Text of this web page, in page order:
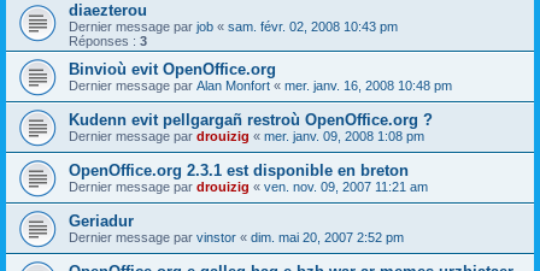
diaezterou
Dernier message par job « sam. févr. 02, 2008 10:43 pm
Réponses : 3
Binvioù evit OpenOffice.org
Dernier message par Alan Monfort « mer. janv. 16, 2008 10:48 pm
Kudenn evit pellgargañ restroù OpenOffice.org ?
Dernier message par drouizig « mer. janv. 09, 2008 1:08 pm
OpenOffice.org 2.3.1 est disponible en breton
Dernier message par drouizig « ven. nov. 09, 2007 11:21 am
Geriadur
Dernier message par vinstor « dim. mai 20, 2007 2:52 pm